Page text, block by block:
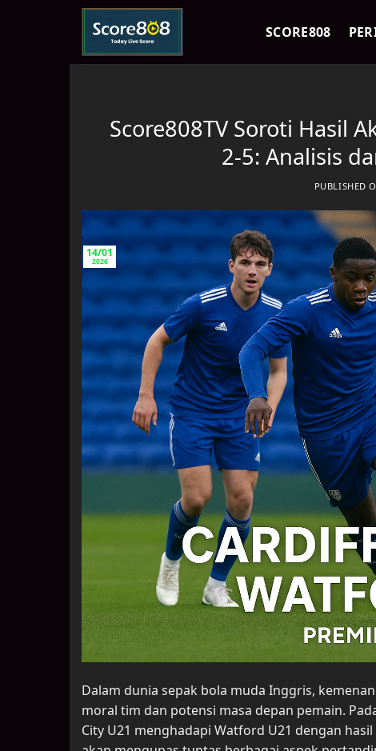
Skip
content
SCORE808
Score808TV Soroti Hasil
2-5: Analisis
PUBLISHED
14/01
2026
Dalam dunia sepak bola muda Inggris,
moral tim dan potensi masa depan pemain.
City U21 menghadapi Watford U21 dengan